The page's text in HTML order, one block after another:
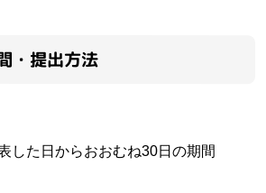
・提出方法
した日からおおむね30日の期間